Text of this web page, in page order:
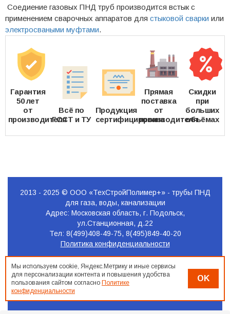
Соедиение газовых ПНД труб производится встык с
применением сварочных аппаратов для стыковой сварки или
электросваными муфтами.
Гарантия
50 лет
от
производителя
Всё по
ГОСТ и ТУ
Продукция
сертифицирована
Прямая
поставка
от
производителя
Скидки
при
больших
объёмах
2013 - 2025 © ООО «ТехСтройПолимер+» - трубы ПНД
для газа, воды, канализации
Адрес: Московская область, г. Подольск,
ул.Станционная, д.22
Тел: 8(499)408-49-75, 8(495)849-40-20
Политика конфиденциальности
Продвижение
сайта
Seo-
Мы используем cookie, Яндекс.Метрику и иные сервисы
для персонализации контента и повышения удобства
пользования сайтом согласно Политике
конфиденциальности
OK